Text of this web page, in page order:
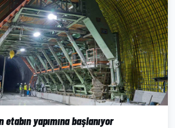
yapımına başlanıyor